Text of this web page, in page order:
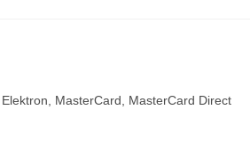
MasterCard, MasterCard Direct